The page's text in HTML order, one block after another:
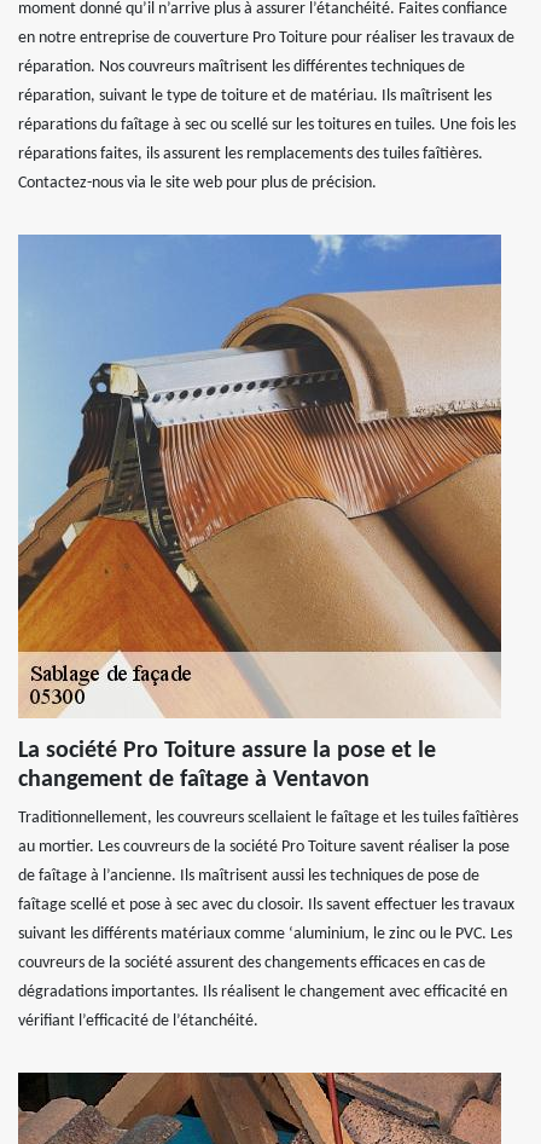
moment donné qu’il n’arrive plus à assurer l’étanchéité. Faites confiance
en notre entreprise de couverture Pro Toiture pour réaliser les travaux de
réparation. Nos couvreurs maîtrisent les différentes techniques de
réparation, suivant le type de toiture et de matériau. Ils maîtrisent les
réparations du faîtage à sec ou scellé sur les toitures en tuiles. Une fois les
réparations faites, ils assurent les remplacements des tuiles faîtières.
Contactez-nous via le site web pour plus de précision.
La société Pro Toiture assure la pose et le
changement de faîtage à Ventavon
Traditionnellement, les couvreurs scellaient le faîtage et les tuiles faîtières
au mortier. Les couvreurs de la société Pro Toiture savent réaliser la pose
de faîtage à l’ancienne. Ils maîtrisent aussi les techniques de pose de
faîtage scellé et pose à sec avec du closoir. Ils savent effectuer les travaux
suivant les différents matériaux comme ‘aluminium, le zinc ou le PVC. Les
couvreurs de la société assurent des changements efficaces en cas de
dégradations importantes. Ils réalisent le changement avec efficacité en
vérifiant l’efficacité de l’étanchéité.